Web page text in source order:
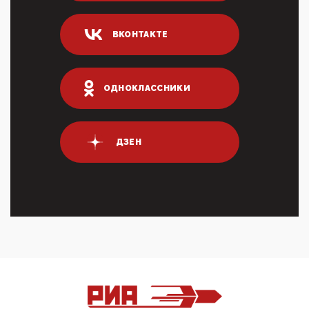
04:47, 10 Апреля 2026
ИНН для переводов по СБП это первый шаг из
логических двухЗаполнение ИНН при любых
переводах по ...
03:35, 10 Апреля 2026
Суммарное вознаграждение менеджменту в 15
крупных банках по итогам 2025 года превысило 63
03:01, 10 Апреля 2026
Террорист и убийца Буданов вальяжно сообщил,
что союзники просили Киев не наносить удары по
входМошенники активно пользуются аккаунтами на
Госуслугах уме...
ВКОНТАКТЕ
ОДНОКЛАССНИКИ
ДЗЕН